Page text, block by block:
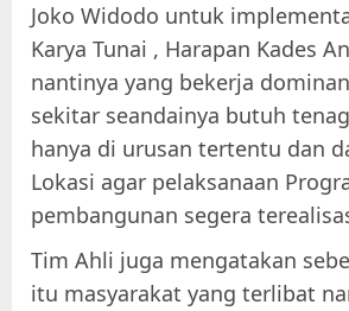
Joko Widodo untuk
Karya Tunai , Harapan Kades
nantinya yang bekerja
sekitar seandainya butuh
hanya di urusan tertentu dan
Lokasi agar pelaksanaan
pembangunan segera
Tim Ahli juga mengatakan
itu masyarakat yang terlibat